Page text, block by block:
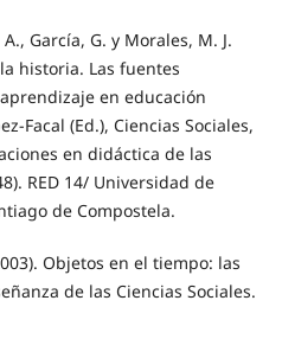
García, G. y Morales, M. J.
historia. Las fuentes
en educación
Facal (Ed.), Ciencias Sociales,
en didáctica de las
RED 14/ Universidad de
de Compostela.
Objetos en el tiempo: las
de las Ciencias Sociales.